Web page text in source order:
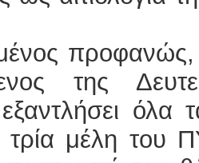
της
όλα
τρία μέλη